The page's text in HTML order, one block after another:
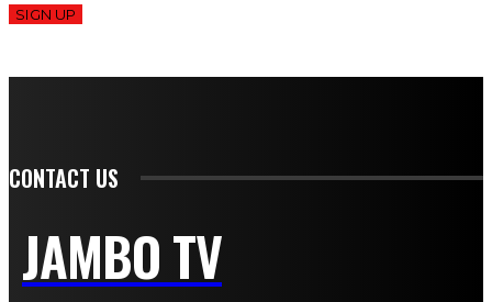
SIGN UP
CONTACT US
JAMBO TV